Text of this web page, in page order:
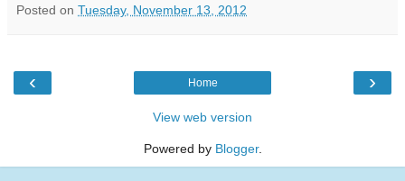
Posted on Tuesday, November 13, 2012
‹ ›
Home
View web version
Powered by Blogger.